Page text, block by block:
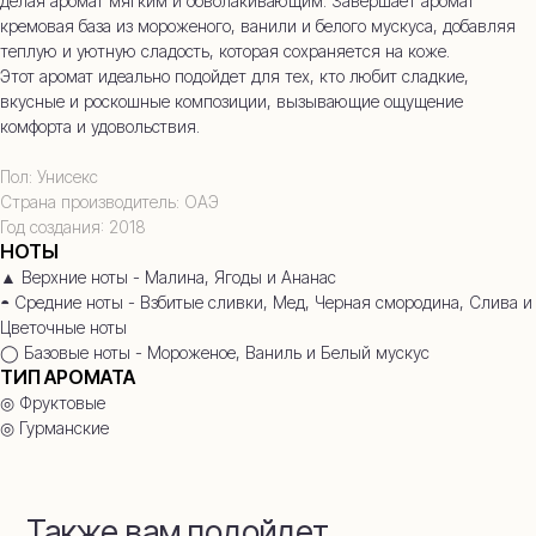
кремовая база из мороженого, ванили и белого мускуса, добавляя
теплую и уютную сладость, которая сохраняется на коже.
Этот аромат идеально подойдет для тех, кто любит сладкие,
вкусные и роскошные композиции, вызывающие ощущение
комфорта и удовольствия.
Пол: Унисекс
Страна производитель: ОАЭ
Год создания: 2018
НОТЫ
▲ Верхние ноты - Малина, Ягоды и Ананас
◓ Средние ноты - Взбитые сливки, Мед, Черная смородина, Слива и
Цветочные ноты
◯ Базовые ноты - Мороженое, Ваниль и Белый мускус
ТИП АРОМАТА
◎ Фруктовые
◎ Гурманские